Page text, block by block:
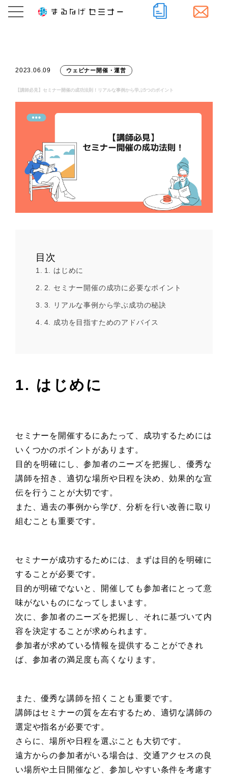
2023.06.09 ウェビナー開催・運営
【講師必見】セミナー開催の成功法則！リアルな事例から学ぶ5つのポイント
目次
1. はじめに
2. セミナー開催の成功に必要なポイント
3. リアルな事例から学ぶ成功の秘訣
4. 成功を目指すためのアドバイス
1. はじめに
セミナーを開催するにあたって、成功するためには
いくつかのポイントがあります。
目的を明確にし、参加者のニーズを把握し、優秀な
講師を招き、適切な場所や日程を決め、効果的な宣
伝を行うことが大切です。
また、過去の事例から学び、分析を行い改善に取り
組むことも重要です。
セミナーが成功するためには、まずは目的を明確に
することが必要です。
目的が明確でないと、開催しても参加者にとって意
味がないものになってしまいます。
次に、参加者のニーズを把握し、それに基づいて内
容を決定することが求められます。
参加者が求めている情報を提供することができれ
ば、参加者の満足度も高くなります。
また、優秀な講師を招くことも重要です。
講師はセミナーの質を左右するため、適切な講師の
選定や指名が必要です。
さらに、場所や日程を選ぶことも大切です。
遠方からの参加者がいる場合は、交通アクセスの良
い場所や土日開催など、参加しやすい条件を考慮す